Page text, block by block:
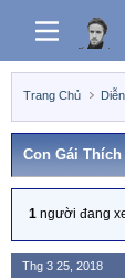
Trang Chủ
Con Gái
1 người đang
Thg 3 25, 2018